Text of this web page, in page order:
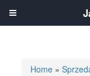
Home »